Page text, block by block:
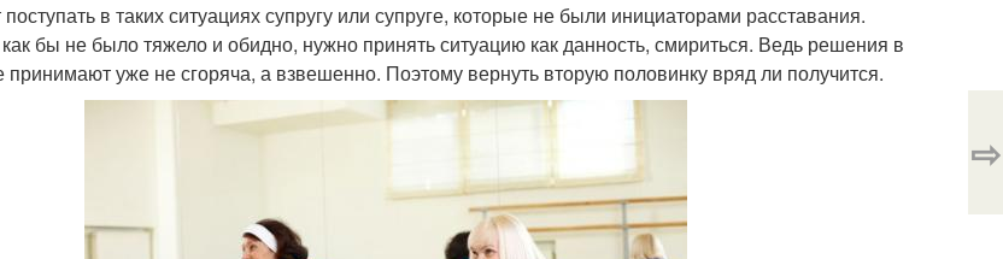
в таких ситуациях супругу или супруге, которые не были инициаторами расставания.
бы не было тяжело и обидно, нужно принять ситуацию как данность, смириться. Ведь решения в
принимают уже не сгоряча, а взвешенно. Поэтому вернуть вторую половинку вряд ли получится.
⇨